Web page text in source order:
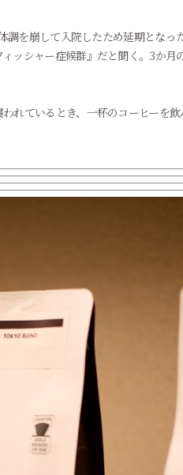
調を崩して入院したため延期とな
シャー症候群』だと聞く。3か月
れているとき、一杯のコーヒーを